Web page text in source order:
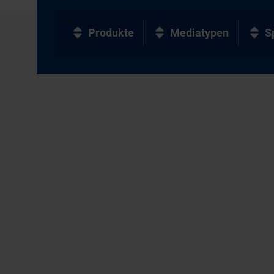
Produkte Mediatypen